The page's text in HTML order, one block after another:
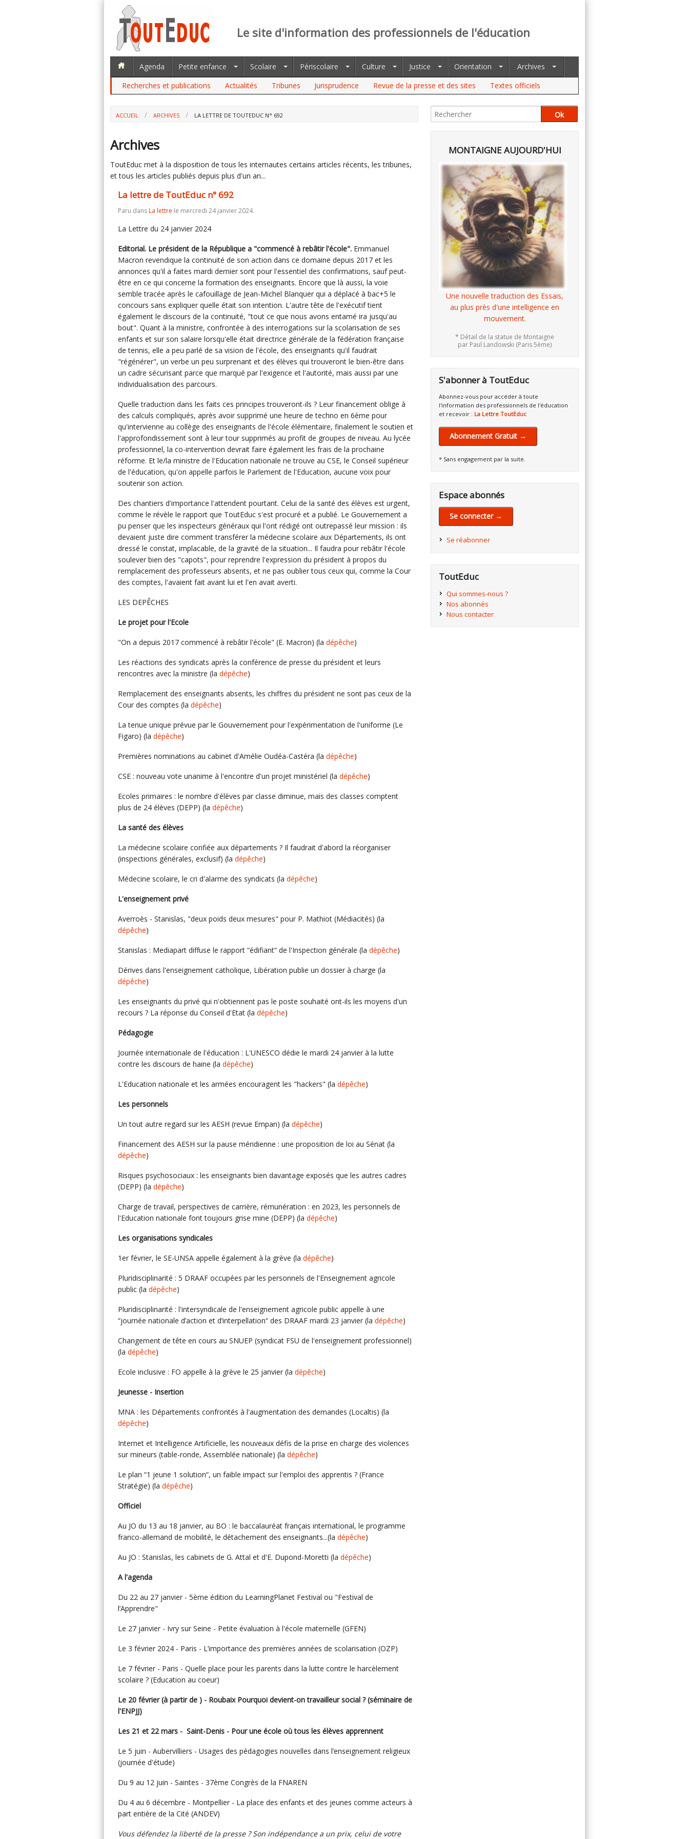
Le site d'information des professionnels de l'éducation
Agenda Petite enfance Scolaire Périscolaire Culture Justice Orientation
Archives
Recherches et publications
Actualités Tribunes Jurisprudence Revue de la presse et des sites Textes officiels
ACCUEIL ARCHIVES LA LETTRE DE TOUTEDUC N° 692
Archives
ToutEduc met à la disposition de tous les internautes certains articles récents, les tribunes,
et tous les articles publiés depuis plus d'un an...
La lettre de ToutEduc n° 692
Paru dansLa lettre le mercredi 24 janvier 2024.
La Lettre du 24 janvier 2024
Editorial. Le président de la République a "commencé à rebâtir l'école". Emmanuel
Macron revendique la continuité de son action dans ce domaine depuis 2017 et les
annonces qu'il a faites mardi dernier sont pour l'essentiel des confirmations, sauf peut-
être en ce qui concerne la formation des enseignants. Encore que là aussi, la voie
semble tracée après le cafouillage de Jean-Michel Blanquer qui a déplacé à bac+5 le
concours sans expliquer quelle était son intention. L'autre tête de l'exécutif tient
également le discours de la continuité, "tout ce que nous avons entamé ira jusqu'au
bout". Quant à la ministre, confrontée à des interrogations sur la scolarisation de ses
enfants et sur son salaire lorsqu'elle était directrice générale de la fédération française
de tennis, elle a peu parlé de sa vision de l'école, des enseignants qu'il faudrait
"régénérer", un verbe un peu surprenant et des élèves qui trouveront le bien-être dans
un cadre sécurisant parce que marqué par l'exigence et l'autorité, mais aussi par une
individualisation des parcours.
Quelle traduction dans les faits ces principes trouveront-ils ? Leur financement oblige à
des calculs compliqués, après avoir supprimé une heure de techno en 6ème pour
qu'intervienne au collège des enseignants de l'école élémentaire, finalement le soutien et
l'approfondissement sont à leur tour supprimés au profit de groupes de niveau. Au lycée
professionnel, la co-intervention devrait faire également les frais de la prochaine
réforme. Et le/la ministre de l'Education nationale ne trouve au CSE, le Conseil supérieur
de l'éducation, qu'on appelle parfois le Parlement de l'Education, aucune voix pour
soutenir son action.
Des chantiers d'importance l'attendent pourtant. Celui de la santé des élèves est urgent,
comme le révèle le rapport que ToutEduc s'est procuré et a publié. Le Gouvernement a
pu penser que les inspecteurs généraux qui l'ont rédigé ont outrepassé leur mission : ils
devaient juste dire comment transférer la médecine scolaire aux Départements, ils ont
dressé le constat, implacable, de la gravité de la situation... Il faudra pour rebâtir l'école
soulever bien des "capots", pour reprendre l'expression du président à propos du
remplacement des professeurs absents, et ne pas oublier tous ceux qui, comme la Cour
des comptes, l'avaient fait avant lui et l'en avait averti.
LES DEPÊCHES
Le projet pour l'Ecole
"On a depuis 2017 commencé à rebâtir l'école" (E. Macron) (la dépêche)
Les réactions des syndicats après la conférence de presse du président et leurs
rencontres avec la ministre (la dépêche)
Remplacement des enseignants absents, les chiffres du président ne sont pas ceux de la
Cour des comptes (la dépêche)
La tenue unique prévue par le Gouvernement pour l'expérimentation de l'uniforme (Le
Figaro) (la dépêche)
Premières nominations au cabinet d'Amélie Oudéa-Castéra (la dépêche)
CSE : nouveau vote unanime à l'encontre d'un projet ministériel (la dépêche)
Ecoles primaires : le nombre d'élèves par classe diminue, mais des classes comptent
plus de 24 élèves (DEPP) (la dépêche)
La santé des élèves
La médecine scolaire confiée aux départements ? Il faudrait d'abord la réorganiser
(inspections générales, exclusif) (la dépêche)
Médecine scolaire, le cri d'alarme des syndicats (la dépêche)
L'enseignement privé
Averroès - Stanislas, "deux poids deux mesures" pour P. Mathiot (Médiacités) (la
dépêche)
Stanislas : Mediapart diffuse le rapport “édifiant“ de l'Inspection générale (la dépêche)
Dérives dans l'enseignement catholique, Libération publie un dossier à charge (la
dépêche)
Les enseignants du privé qui n'obtiennent pas le poste souhaité ont-ils les moyens d'un
recours ? La réponse du Conseil d'Etat (la dépêche)
Pédagogie
Journée internationale de l'éducation : L'UNESCO dédie le mardi 24 janvier à la lutte
contre les discours de haine (la dépêche)
L'Education nationale et les armées encouragent les "hackers" (la dépêche)
Les personnels
Un tout autre regard sur les AESH (revue Empan) (la dépêche)
Financement des AESH sur la pause méridienne : une proposition de loi au Sénat (la
dépêche)
Risques psychosociaux : les enseignants bien davantage exposés que les autres cadres
(DEPP) (la dépêche)
Charge de travail, perspectives de carrière, rémunération : en 2023, les personnels de
l'Education nationale font toujours grise mine (DEPP) (la dépêche)
Les organisations syndicales
1er février, le SE-UNSA appelle également à la grève (la dépêche)
Pluridisciplinarité : 5 DRAAF occupées par les personnels de l'Enseignement agricole
public (la dépêche)
Pluridisciplinarité : l'intersyndicale de l'enseignement agricole public appelle à une
“journée nationale d’action et d’interpellation“ des DRAAF mardi 23 janvier (la dépêche)
Changement de tête en cours au SNUEP (syndicat FSU de l'enseignement professionnel)
(la dépêche)
Ecole inclusive : FO appelle à la grève le 25 janvier (la dépêche)
Jeunesse - Insertion
MNA : les Départements confrontés à l'augmentation des demandes (Localtis) (la
dépêche)
Internet et Intelligence Artificielle, les nouveaux défis de la prise en charge des violences
sur mineurs (table-ronde, Assemblée nationale) (la dépêche)
Le plan “1 jeune 1 solution“, un faible impact sur l'emploi des apprentis ? (France
Stratégie) (la dépêche)
Officiel
Au JO du 13 au 18 janvier, au BO : le baccalauréat français international, le programme
franco-allemand de mobilité, le détachement des enseignants...(la dépêche)
Au JO : Stanislas, les cabinets de G. Attal et d'E. Dupond-Moretti (la dépêche)
A l'agenda
Du 22 au 27 janvier - 5ème édition du LearningPlanet Festival ou "Festival de
l’Apprendre"
Le 27 janvier - Ivry sur Seine - Petite évaluation à l'école maternelle (GFEN)
Le 3 février 2024 - Paris - L’importance des premières années de scolarisation (OZP)
Le 7 février - Paris - Quelle place pour les parents dans la lutte contre le harcèlement
scolaire ? (Education au coeur)
Le 20 février (à partir de ) - Roubaix Pourquoi devient-on travailleur social ? (séminaire de
l'ENPJJ)
Les 21 et 22 mars - Saint-Denis - Pour une école où tous les élèves apprennent
Le 5 juin - Aubervilliers - Usages des pédagogies nouvelles dans l’enseignement religieux
(journée d'étude)
Du 9 au 12 juin - Saintes - 37ème Congrès de la FNAREN
Du 4 au 6 décembre - Montpellier - La place des enfants et des jeunes comme acteurs à
part entière de la Cité (ANDEV)
Vous défendez la liberté de la presse ? Son indépendance a un prix, celui de votre
MONTAIGNE AUJOURD'HUI
Une nouvelle traduction des Essais,
au plus près d'une intelligence en
mouvement.
* Détail de la statue de Montaigne
par Paul Landowski (Paris 5ème)
S'abonner à ToutEduc
Abonnez-vous pour accéder à toute
l'information des professionnels de l'éducation
et recevoir : La Lettre ToutEduc
Abonnement Gratuit →
* Sans engagement par la suite.
Espace abonnés
Se connecter →
Se réabonner
ToutEduc
Qui sommes-nous ?
Nos abonnés
Nous contacter